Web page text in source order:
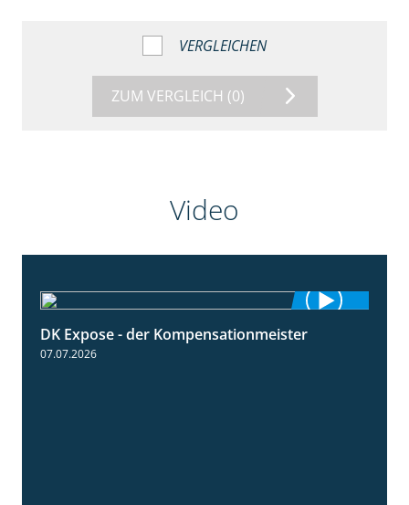
VERGLEICHEN
ZUM VERGLEICH (0)
Video
DK Expose - der Kompensationmeister
07.07.2026